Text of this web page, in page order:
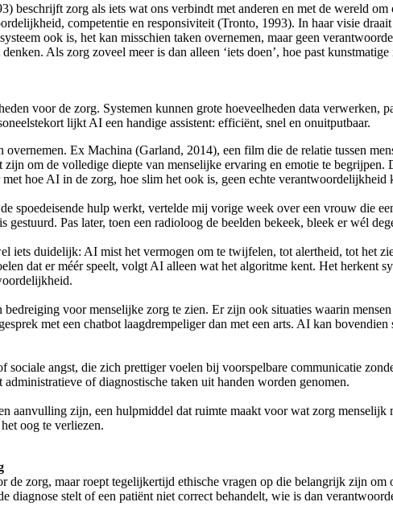
beschrijft zorg als iets wat ons verbindt met anderen en met de wereld
competentie en responsiviteit (Tronto, 1993). In haar visie
ook is, het kan misschien taken overnemen, maar geen
Als zorg zoveel meer is dan alleen ‘iets doen’, hoe past
voor de zorg. Systemen kunnen grote hoeveelheden data verwerken,
lijkt AI een handige assistent: efficiënt, snel en onuitputbaar.
Ex Machina (Garland, 2014), een film die de relatie tussen
zijn om de volledige diepte van menselijke ervaring en emotie te
hoe AI in de zorg, hoe slim het ook is, geen echte verantwoordelijkheid
spoedeisende hulp werkt, vertelde mij vorige week over een vrouw die
gestuurd. Pas later, toen een radioloog de beelden bekeek, bleek er wél
iets duidelijk: AI mist het vermogen om te twijfelen, tot alertheid, tot het
dat er méér speelt, volgt AI alleen wat het algoritme kent. Het herkent
voor menselijke zorg te zien. Er zijn ook situaties waarin
met een chatbot laagdrempeliger dan met een arts. AI kan
sociale angst, die zich prettiger voelen bij voorspelbare communicatie
of diagnostische taken uit handen worden genomen.
aanvulling zijn, een hulpmiddel dat ruimte maakt voor wat zorg
oog te verliezen.
de zorg, maar roept tegelijkertijd ethische vragen op die belangrijk zijn
diagnose stelt of een patiënt niet correct behandelt, wie is dan